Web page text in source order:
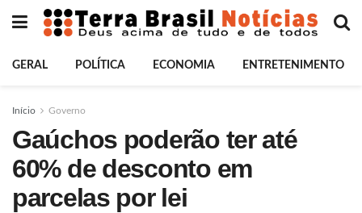
GERAL POLÍTICA ECONOMIA ENTRETENIMENTO
Início Governo
Gaúchos poderão ter até
60% de desconto em
parcelas por lei